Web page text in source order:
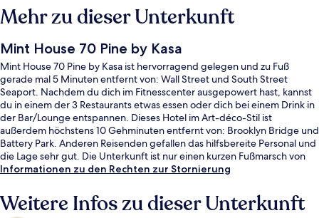
Mehr zu dieser Unterkunft
Mint House 70 Pine by Kasa
Mint House 70 Pine by Kasa ist hervorragend gelegen und zu Fuß
gerade mal 5 Minuten entfernt von: Wall Street und South Street
Seaport. Nachdem du dich im Fitnesscenter ausgepowert hast, kannst
du in einem der 3 Restaurants etwas essen oder dich bei einem Drink in
der Bar/Lounge entspannen. Dieses Hotel im Art-déco-Stil ist
außerdem höchstens 10 Gehminuten entfernt von: Brooklyn Bridge und
Battery Park. Anderen Reisenden gefallen das hilfsbereite Personal und
die Lage sehr gut. Die Unterkunft ist nur einen kurzen Fußmarsch von
den öffentlichen Verkehrsmitteln entfernt: Zur U-Bahn läuft man 2
Station Broad St.).
Informationen zu den Rechten zur Stornierung
Weitere Infos zu dieser Unterkunft